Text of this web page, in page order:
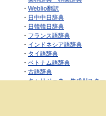
・ Weblio翻訳
・ 日中中日辞典
・ 日韓韓日辞典
・ フランス語辞典
・ インドネシア語辞典
・ タイ語辞典
・ ベトナム語辞典
・ 古語辞典
・キャリジェネ～生成AIスクー